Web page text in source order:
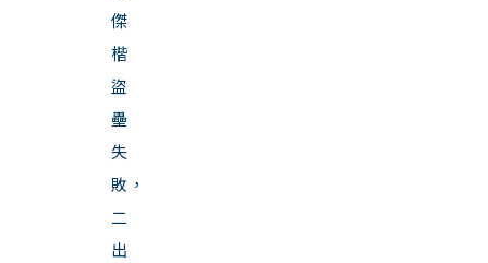
傑
楷
盜
壘
失
敗，
二
出